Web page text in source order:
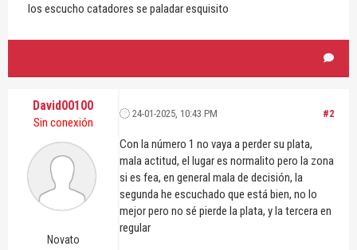
los escucho catadores se paladar esquisito
David00100
Sin conexión
Novato
#2
24-01-2025, 10:43 PM
Con la número 1 no vaya a perder su plata,
mala actitud, el lugar es normalito pero la zona
si es fea, en general mala de decisión, la
segunda he escuchado que está bien, no lo
mejor pero no sé pierde la plata, y la tercera en
regular